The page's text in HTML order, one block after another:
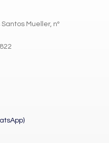
Mueller, nº